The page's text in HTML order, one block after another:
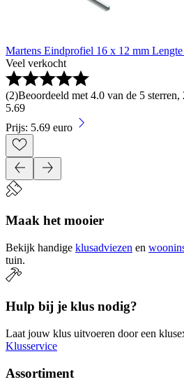
Martens Eindprofiel 16 x 12 mm
Veel verkocht
(2)Beoordeeld met 4.0 van de 5
5.69
Prijs: 5.69 euro
Maak het mooier
Bekijk handige klusadviezen en
tuin.
Hulp bij je klus nodig?
Laat jouw klus uitvoeren door een
Klusservice
Assortiment